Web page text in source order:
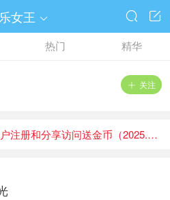
女王  

热门 精华
 关注
册和分享访问送金币（2025.1.1）